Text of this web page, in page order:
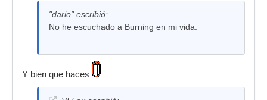
"dario" escribió:
No he escuchado a Burning en mi vida.
Y bien que haces